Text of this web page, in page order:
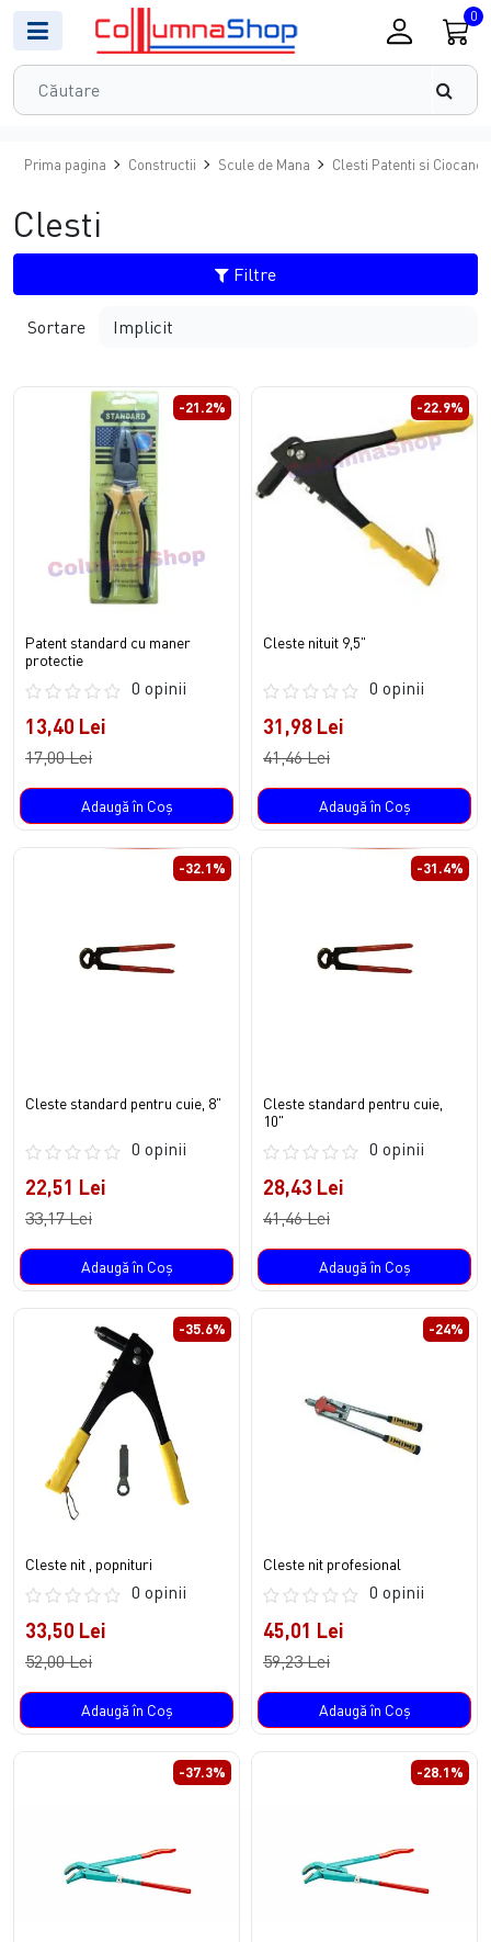
0
Prima pagina Constructii Scule de Mana Clesti Patenti si Ciocane
Clesti
Filtre
Sortare
-21.2%
Patent standard cu maner
protectie
0 opinii
13,40 Lei
17,00 Lei
Adaugă în Coş
-22.9%
Cleste nituit 9,5"
0 opinii
31,98 Lei
41,46 Lei
Adaugă în Coş
-32.1%
Cleste standard pentru cuie, 8"
0 opinii
22,51 Lei
33,17 Lei
Adaugă în Coş
-31.4%
Cleste standard pentru cuie,
10"
0 opinii
28,43 Lei
41,46 Lei
Adaugă în Coş
-35.6%
Cleste nit , popnituri
0 opinii
33,50 Lei
52,00 Lei
Adaugă în Coş
-24%
Cleste nit profesional
0 opinii
45,01 Lei
59,23 Lei
Adaugă în Coş
-37.3% -28.1%